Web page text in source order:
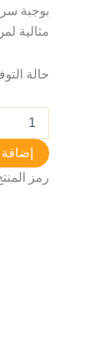
بوجبة
مثالية
حالة
رمز